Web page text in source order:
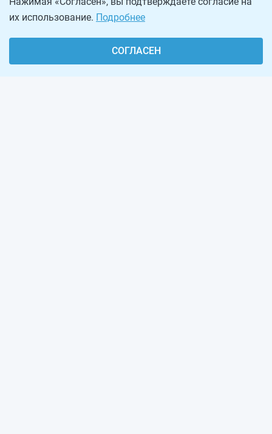
их использование. Подробнее
СОГЛАСЕН